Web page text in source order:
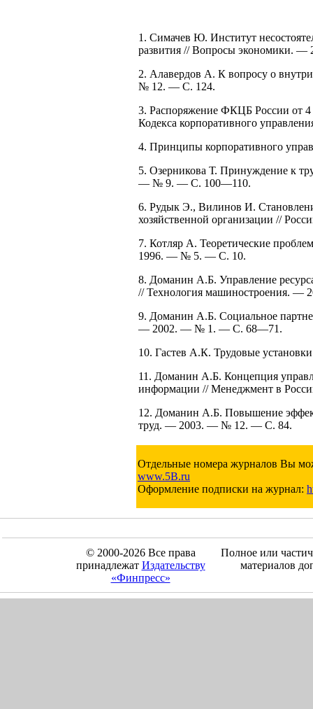
1. Симачев Ю. Институт
развития // Вопросы экономики.
2. Алавердов А. К вопросу о
№ 12. — С. 124.
3. Распоряжение ФКЦБ России от
Кодекса корпоративного
4. Принципы корпоративного
5. Озерникова Т. Принуждение к
— № 9. — С. 100—110.
6. Рудык Э., Вилинов И.
хозяйственной организации //
7. Котляр А. Теоретические
1996. — № 5. — С. 10.
8. Доманин А.Б. Управление
// Технология машиностроения.
9. Доманин А.Б. Социальное
— 2002. — № 1. — С. 68—71.
10. Гастев А.К. Трудовые
11. Доманин А.Б. Концепция
информации // Менеджмент в
12. Доманин А.Б. Повышение
труд. — 2003. — № 12. — С. 84.
Отдельные номера журналов Вы
www.5B.ru
Оформление подписки на журнал:
© 2000-2026 Все права
принадлежат Издательству
«Финпресс»
Полное или
материалов